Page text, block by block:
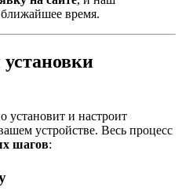
время.
установит и настроит
устройстве. Весь процесс
шагов: